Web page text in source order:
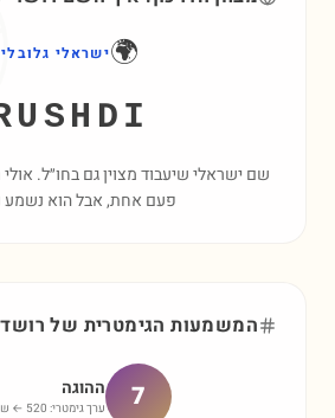
🌍ישראלי גלובלי
שם ישראלי שיעבוד מצוין גם בחו״ל.
פעם אחת, אבל הוא נשמע
המשמעות הגימטרית של
7 ההוגה
ערך גימטרי: 520
←